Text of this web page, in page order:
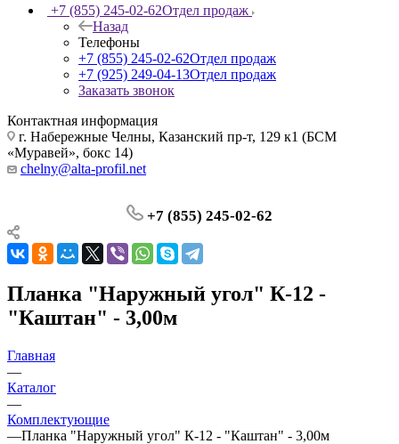
+7 (855) 245-02-62Отдел продаж
Назад
Телефоны
+7 (855) 245-02-62Отдел продаж
+7 (925) 249-04-13Отдел продаж
Заказать звонок
Контактная информация
г. Набережные Челны, Казанский пр-т, 129 к1 (БСМ
«Муравей», бокс 14)
chelny@alta-profil.net
+7 (855) 245-02-62
Планка "Наружный угол" К-12 -
"Каштан" - 3,00м
Главная
—
Каталог
—
Комплектующие
—Планка "Наружный угол" К-12 - "Каштан" - 3,00м